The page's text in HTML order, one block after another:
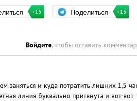
+15 Поделиться +15
Войдите, чтобы оставить
заняться и куда потратить лишних 1,5
линия буквально притянута и вот-вот